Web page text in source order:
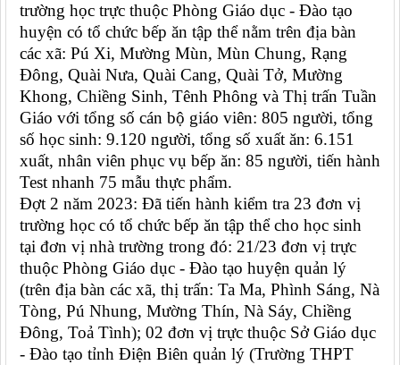
trường học trực thuộc Phòng Giáo dục - Đào tạo
huyện có tổ chức bếp ăn tập thể nằm trên địa bàn
các xã: Pú Xi, Mường Mùn, Mùn Chung, Rạng
Đông, Quài Nưa, Quài Cang, Quài Tở, Mường
Khong, Chiềng Sinh, Tênh Phông và Thị trấn Tuần
Giáo với tổng số cán bộ giáo viên: 805 người, tổng
số học sinh: 9.120 người, tổng số xuất ăn: 6.151
xuất, nhân viên phục vụ bếp ăn: 85 người, tiến hành
Test nhanh 75 mẫu thực phẩm.
Đợt 2 năm 2023: Đã tiến hành kiểm tra 23 đơn vị
trường học có tổ chức bếp ăn tập thể cho học sinh
tại đơn vị nhà trường trong đó: 21/23 đơn vị trực
thuộc Phòng Giáo dục - Đào tạo huyện quản lý
(trên địa bàn các xã, thị trấn: Ta Ma, Phình Sáng, Nà
Tòng, Pú Nhung, Mường Thín, Nà Sáy, Chiềng
Đông, Toả Tình); 02 đơn vị trực thuộc Sở Giáo dục
- Đào tạo tỉnh Điện Biên quản lý (Trường THPT